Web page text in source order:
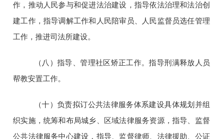
作，推动人民参与和促进法治建设，指导依法治理和法治创
建工作，指导调解工作和人民陪审员、人民监督员选任管理
工作，推进司法所建设。
（八）指导、管理社区矫正工作。指导刑满释放人员
帮教安置工作。
（十）负责拟订公共法律服务体系建设具体规划并组
织实施，统筹和布局城乡、区域法律服务资源，指导、监督
公共法律服务中心建设，指导、监督律师、法律援助、公证